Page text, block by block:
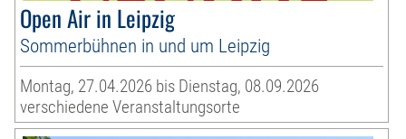
Open Air in Leipzig
Sommerbühnen in und um Leipzig
Montag, 27.04.2026 bis Dienstag, 08.09.2026
verschiedene Veranstaltungsorte